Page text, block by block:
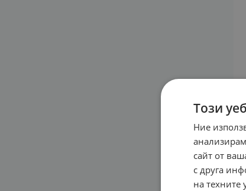
Този
Ние
сайт от
с друга
на техните